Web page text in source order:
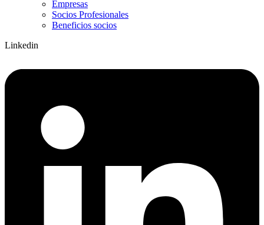
Empresas
Socios Profesionales
Beneficios socios
Linkedin